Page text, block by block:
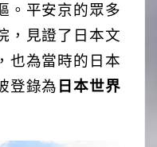
。平安京的眾多
，見證了日本文
也為當時的日本
登錄為 日本世界